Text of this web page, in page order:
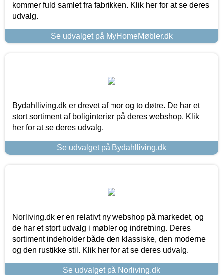
kommer fuld samlet fra fabrikken. Klik her for at se deres
udvalg.
Se udvalget på MyHomeMøbler.dk
Bydahlliving.dk er drevet af mor og to døtre. De har et
stort sortiment af boliginteriør på deres webshop. Klik
her for at se deres udvalg.
Se udvalget på Bydahlliving.dk
Norliving.dk er en relativt ny webshop på markedet, og
de har et stort udvalg i møbler og indretning. Deres
sortiment indeholder både den klassiske, den moderne
og den rustikke stil. Klik her for at se deres udvalg.
Se udvalget på Norliving.dk